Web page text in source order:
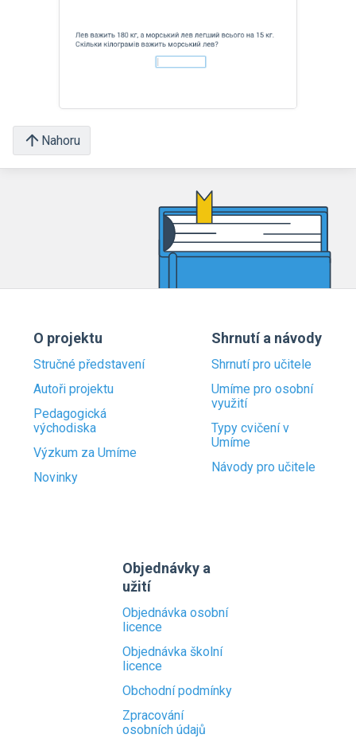
Nahoru
O projektu
Stručné představení
Autoři projektu
Pedagogická
východiska
Výzkum za Umíme
Novinky
Shrnutí a návody
Shrnutí pro učitele
Umíme pro osobní
využití
Typy cvičení v
Umíme
Návody pro učitele
Objednávky a
užití
Objednávka osobní
licence
Objednávka školní
licence
Obchodní podmínky
Zpracování
osobních údajů